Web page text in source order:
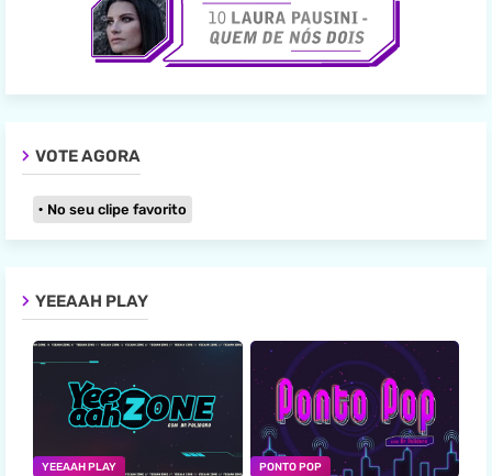
VOTE AGORA
No seu clipe favorito
YEEAAH PLAY
YEEAAH PLAY PONTO POP